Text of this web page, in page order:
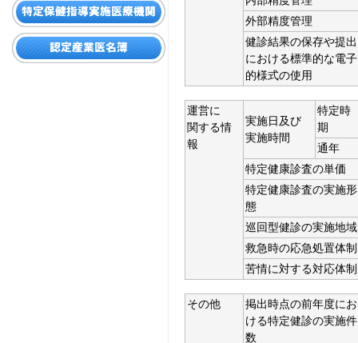
外部精度管理
健診結果の保存や提出
における標準的な電子
的様式の使用
運営に
関する情
報
実施日及び
実施時間
特定時
期
通年
特定健康診査の単価
特定健康診査の実施形
態
巡回型健診の実施地域
救急時の応急処置体制
苦情に対する対応体制
その他
掲出時点の前年度にお
ける特定健診の実施件
数